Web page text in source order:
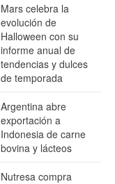
Mars celebra la
evolución de
Halloween con su
informe anual de
tendencias y dulces
de temporada
Argentina abre
exportación a
Indonesia de carne
bovina y lácteos
Nutresa compra